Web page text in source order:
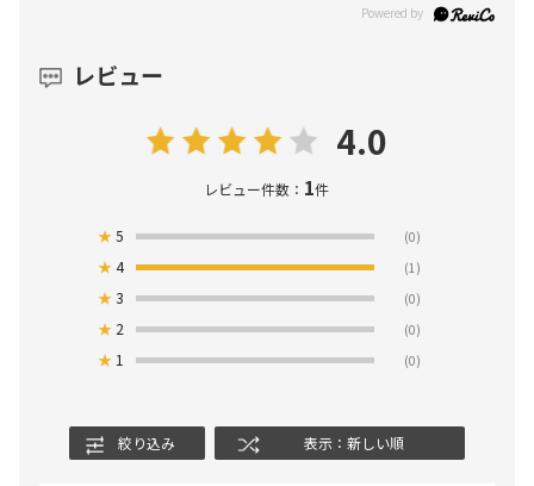
レビュー
4.0
レビュー件数： 1件
★5 (0)
★4 (1)
★3 (0)
★ 2 (0)
★ 1 (0)
絞り込み 表示：新しい順